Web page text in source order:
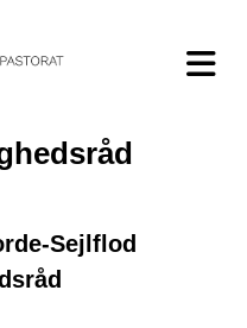
Sejlflod